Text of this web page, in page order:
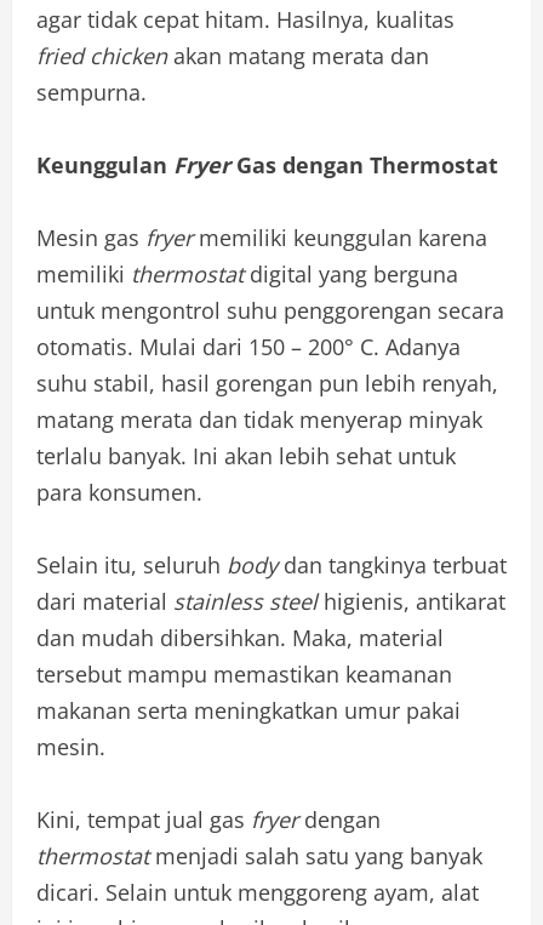
agar tidak cepat hitam. Hasilnya, kualitas
fried chickenakan matang merata dan
sempurna.
Keunggulan FryerGas dengan Thermostat
Mesin gas fryermemiliki keunggulan karena
memiliki thermostatdigital yang berguna
untuk mengontrol suhu penggorengan secara
otomatis. Mulai dari 150 – 200° C. Adanya
suhu stabil, hasil gorengan pun lebih renyah,
matang merata dan tidak menyerap minyak
terlalu banyak. Ini akan lebih sehat untuk
para konsumen.
Selain itu, seluruh bodydan tangkinya terbuat
dari material stainless steelhigienis, antikarat
dan mudah dibersihkan. Maka, material
tersebut mampu memastikan keamanan
makanan serta meningkatkan umur pakai
mesin.
Kini, tempat jual gas fryerdengan
thermostatmenjadi salah satu yang banyak
dicari. Selain untuk menggoreng ayam, alat